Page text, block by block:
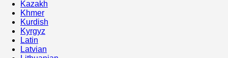
Kazakh
Khmer
Kurdish
Kyrgyz
Latin
Latvian